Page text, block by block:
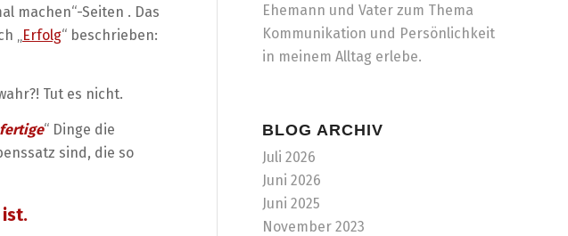
machen“-Seiten . Das
„Erfolg“ beschrieben:
Tut es nicht.
fertige“ Dinge die
sind, die so
ist.
Ehemann und Vater zum Thema
Kommunikation und Persönlichkeit
in meinem Alltag erlebe.
BLOG ARCHIV
Juli 2026
Juni 2026
Juni 2025
November 2023